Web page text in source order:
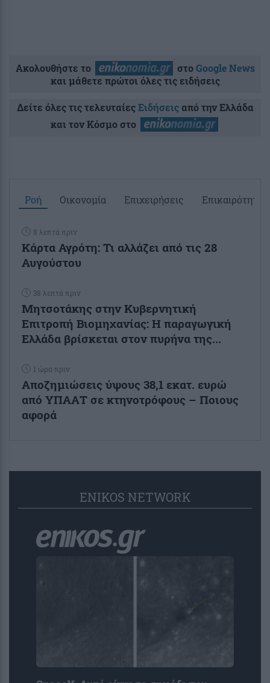
Ακολουθήστε το στοGoogle News
και μάθετε πρώτοι όλες τις ειδήσεις
Δείτε όλες τις τελευταίεςΕιδήσειςαπό την Ελλάδα
και τον Κόσμο στο
Ροή Οικονομία Επιχειρήσεις Επικαιρότητα
8 λεπτά πριν
Κάρτα Αγρότη: Τι αλλάζει από τις 28
Αυγούστου
38 λεπτά πριν
Μητσοτάκης στην Κυβερνητική
Επιτροπή Βιομηχανίας: Η παραγωγική
Ελλάδα βρίσκεται στον πυρήνα της...
1 ώρα πριν
Αποζημιώσεις ύψους 38,1 εκατ. ευρώ
από ΥΠΑΑΤ σε κτηνοτρόφους – Ποιους
αφορά
ENIKOS NETWORK